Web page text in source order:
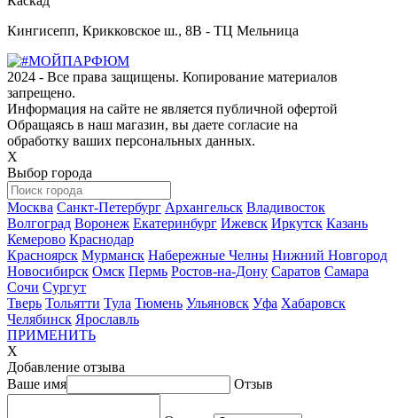
Кингисепп, Крикковское ш., 8В - ТЦ Мельница
2024 - Все права защищены. Копирование материалов
запрещено.
Информация на сайте не является публичной офертой
Обращаясь в наш магазин, вы даете согласие на
обработку ваших персональных данных.
Х
Выбор города
Москва Санкт-Петербург Архангельск Владивосток
Волгоград Воронеж Екатеринбург Ижевск Иркутск Казань
Кемерово Краснодар
Красноярск Мурманск Набережные Челны Нижний Новгород
Новосибирск Омск Пермь Ростов-на-Дону Саратов Самара
Сочи Сургут
Тверь Тольятти Тула Тюмень Ульяновск Уфа Хабаровск
Челябинск Ярославль
ПРИМЕНИТЬ
Х
Добавление отзыва
Ваше имя
Отзыв